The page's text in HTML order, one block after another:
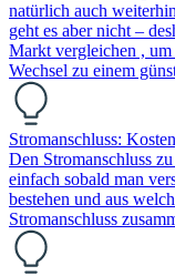
natürlich auch
geht es aber nicht –
Markt vergleichen ,
Wechsel zu einem
Stromanschluss:
Den Stromanschluss
einfach sobald man
bestehen und aus
Stromanschluss